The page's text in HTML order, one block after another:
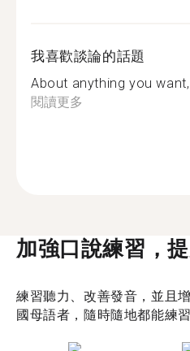
我喜歡談論的話題
About anything you
閱讀更多
加強口說練習，
練習聽力、改善發音，並且
國母語者，隨時隨地都能練